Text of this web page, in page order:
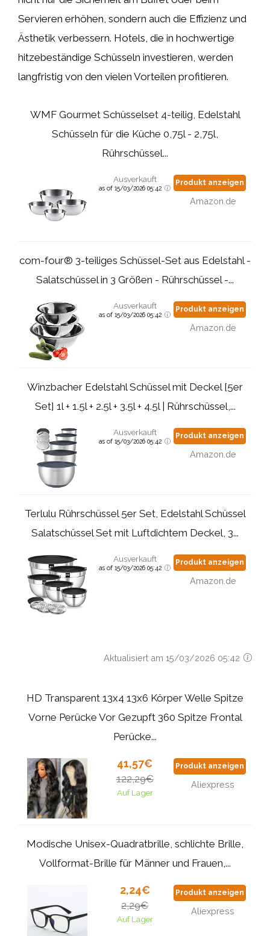
Servieren erhöhen, sondern auch die Effizienz und
Ästhetik verbessern. Hotels, die in hochwertige
hitzebeständige Schüsseln investieren, werden
langfristig von den vielen Vorteilen profitieren.
WMF Gourmet Schüsselset 4-teilig, Edelstahl
Schüsseln für die Küche 0,75l - 2,75l,
Rührschüssel...
Ausverkauft
as of 15/03/2026 05:42
Produkt anzeigen
Amazon.de
com-four® 3-teiliges Schüssel-Set aus Edelstahl -
Salatschüssel in 3 Größen - Rührschüssel -...
Ausverkauft
as of 15/03/2026 05:42
Produkt anzeigen
Amazon.de
Winzbacher Edelstahl Schüssel mit Deckel [5er
Set] 1l + 1.5l + 2.5l + 3.5l + 4.5l | Rührschüssel,...
Ausverkauft
as of 15/03/2026 05:42
Produkt anzeigen
Amazon.de
Terlulu Rührschüssel 5er Set, Edelstahl Schüssel
Salatschüssel Set mit Luftdichtem Deckel, 3...
Ausverkauft
as of 15/03/2026 05:42
Produkt anzeigen
Amazon.de
Aktualisiert am 15/03/2026 05:42
HD Transparent 13x4 13x6 Körper Welle Spitze
Vorne Perücke Vor Gezupft 360 Spitze Frontal
Perücke...
41,57€
122,29€
Auf Lager
Produkt anzeigen
Aliexpress
Modische Unisex-Quadratbrille, schlichte Brille,
Vollformat-Brille für Männer und Frauen,...
2,24€
2,29€
Auf Lager
Produkt anzeigen
Aliexpress